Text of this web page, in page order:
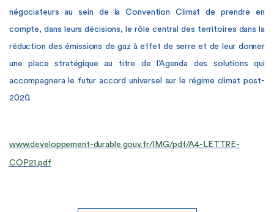
négociateurs au sein de la Convention Climat de prendre en
compte, dans leurs décisions, le rôle central des territoires dans la
réduction des émissions de gaz à effet de serre et de leur donner
une place stratégique au titre de l’Agenda des solutions qui
accompagnera le futur accord universel sur le régime climat post-
2020.
www.developpement-durable.gouv.fr/IMG/pdf/A4-LETTRE-
COP21.pdf